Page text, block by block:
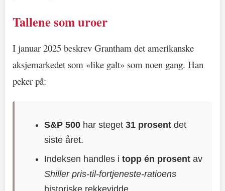
Tallene som uroer
I januar 2025 beskrev Grantham det amerikanske
aksjemarkedet som «like galt» som noen gang. Han
peker på:
S&P 500 har steget31 prosent det
siste året.
Indeksen handles itopp én prosent av
Shiller pris-til-fortjeneste-ratioens
historiske rekkevidde.